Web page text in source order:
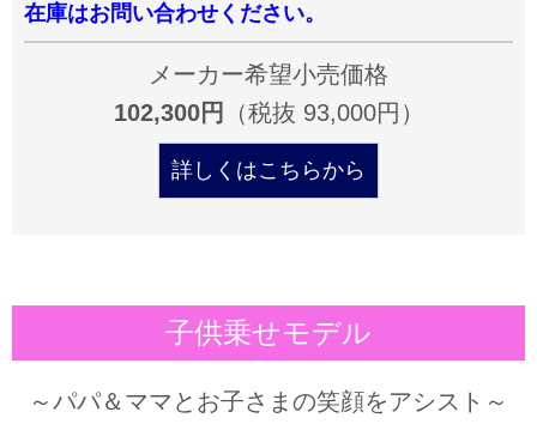
在庫はお問い合わせください。
メーカー希望小売価格
102,300円
（税抜 93,000円）
詳しくはこちらから
子供乗せモデル
～パパ＆ママとお子さまの笑顔をアシスト～